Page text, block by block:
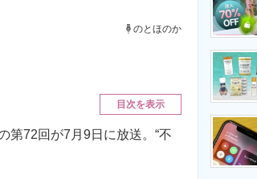
エネルギーの専門メディア
のとほのか
目次を表示
72回が7月9日に放送。“不